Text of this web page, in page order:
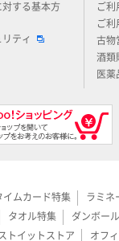
する基本方
ティ
ご利
ご利
古物
酒類
医
イムカード特集 ラミネ
タオル特集 ダンボー
トイットストア オフ